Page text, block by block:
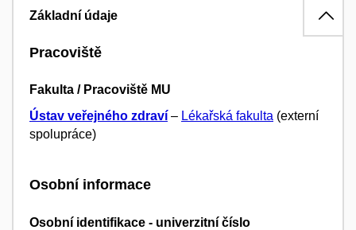
Základní údaje
Pracoviště
Fakulta / Pracoviště MU
Ústav veřejného zdraví – Lékařská fakulta (externí
spolupráce)
Osobní informace
Osobní identifikace - univerzitní číslo